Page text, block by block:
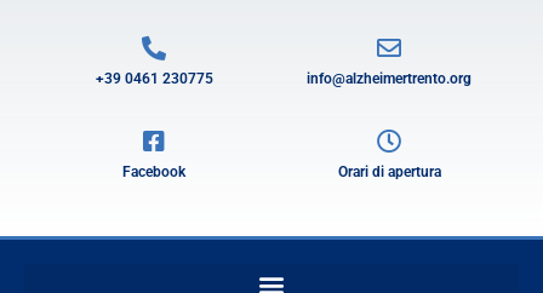
+39 0461 230775 info@alzheimertrento.org
Facebook Orari di apertura